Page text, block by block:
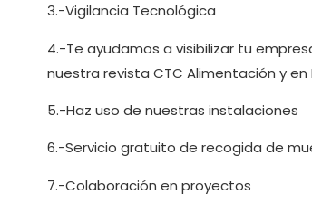
3.-Vigilancia Tecnológica
4.-Te ayudamos a visibilizar tu
nuestra revista CTC Alimentación y en
5.-Haz uso de nuestras instalaciones
6.-Servicio gratuito de recogida de
7.-Colaboración en proyectos